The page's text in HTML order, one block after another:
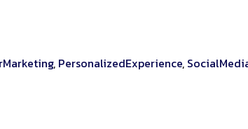
, PersonalizedExperience,